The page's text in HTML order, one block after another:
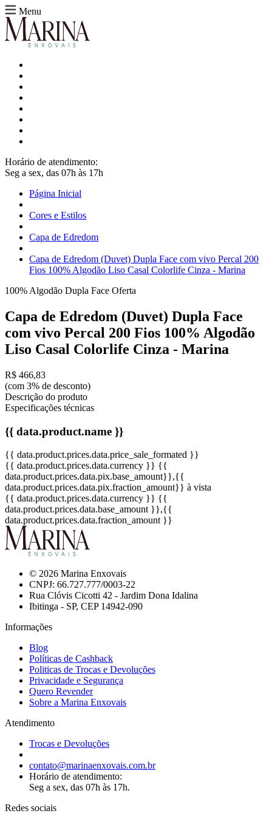
Menu
Horário de atendimento:
Seg a sex, das 07h às 17h
Página Inicial
Cores e Estilos
Capa de Edredom
Capa de Edredom (Duvet) Dupla Face com vivo Percal 200
Fios 100% Algodão Liso Casal Colorlife Cinza - Marina
100% Algodão Dupla Face Oferta
Capa de Edredom (Duvet) Dupla Face
com vivo Percal 200 Fios 100% Algodão
Liso Casal Colorlife Cinza - Marina
R$ 466,83
(com 3% de desconto)
Descrição do produto
Especificações técnicas
{{ data.product.name }}
{{ data.product.prices.data.price_sale_formated }}
{{ data.product.prices.data.currency }} {{
data.product.prices.data.pix.base_amount}},{{
data.product.prices.data.pix.fraction_amount}} à vista
{{ data.product.prices.data.currency }} {{
data.product.prices.data.base_amount }},{{
data.product.prices.data.fraction_amount }}
© 2026 Marina Enxovais
CNPJ: 66.727.777/0003-22
Rua Clóvis Cicotti 42 - Jardim Dona Idalina
Ibitinga - SP, CEP 14942-090
Informações
Blog
Políticas de Cashback
Politicas de Trocas e Devoluções
Privacidade e Segurança
Quero Revender
Sobre a Marina Enxovais
Atendimento
Trocas e Devoluções
contato@marinaenxovais.com.br
Horário de atendimento:
Seg a sex, das 07h às 17h.
Redes sociais